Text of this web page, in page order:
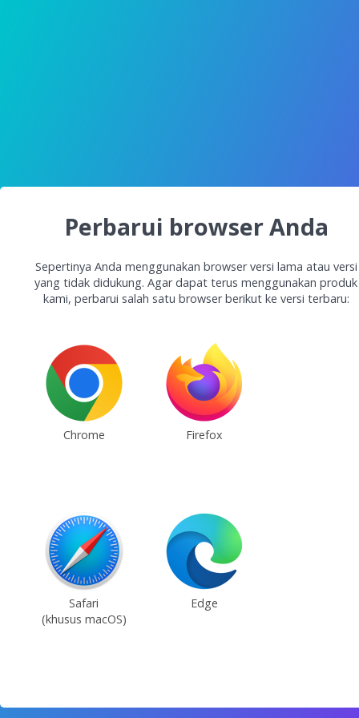
Perbarui browser Anda
Sepertinya Anda menggunakan browser versi lama atau versi
yang tidak didukung. Agar dapat terus menggunakan produk
kami, perbarui salah satu browser berikut ke versi terbaru:
Chrome Firefox
Safari
(khusus macOS)
Edge